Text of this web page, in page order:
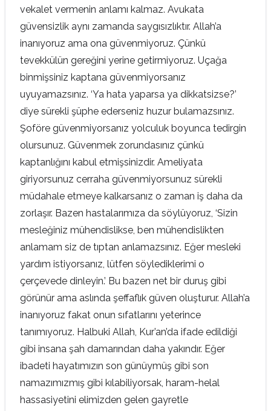
vekalet vermenin anlamı kalmaz. Avukata
güvensizlik aynı zamanda saygısızlıktır. Allah’a
inanıyoruz ama ona güvenmiyoruz. Çünkü
tevekkülün gereğini yerine getirmiyoruz. Uçağa
binmişsiniz kaptana güvenmiyorsanız
uyuyamazsınız. ‘Ya hata yaparsa ya dikkatsizse?’
diye sürekli şüphe ederseniz huzur bulamazsınız.
Şoföre güvenmiyorsanız yolculuk boyunca tedirgin
olursunuz. Güvenmek zorundasınız çünkü
kaptanlığını kabul etmişsinizdir. Ameliyata
giriyorsunuz cerraha güvenmiyorsunuz sürekli
müdahale etmeye kalkarsanız o zaman iş daha da
zorlaşır. Bazen hastalarımıza da söylüyoruz, ‘Sizin
mesleğiniz mühendislikse, ben mühendislikten
anlamam siz de tıptan anlamazsınız. Eğer mesleki
yardım istiyorsanız, lütfen söylediklerimi o
çerçevede dinleyin.’ Bu bazen net bir duruş gibi
görünür ama aslında şeffaflık güven oluşturur. Allah’a
inanıyoruz fakat onun sıfatlarını yeterince
tanımıyoruz. Halbuki Allah, Kur’an’da ifade edildiği
gibi insana şah damarından daha yakındır. Eğer
ibadeti hayatımızın son günüymüş gibi son
namazımızmış gibi kılabiliyorsak, haram-helal
hassasiyetini elimizden gelen gayretle